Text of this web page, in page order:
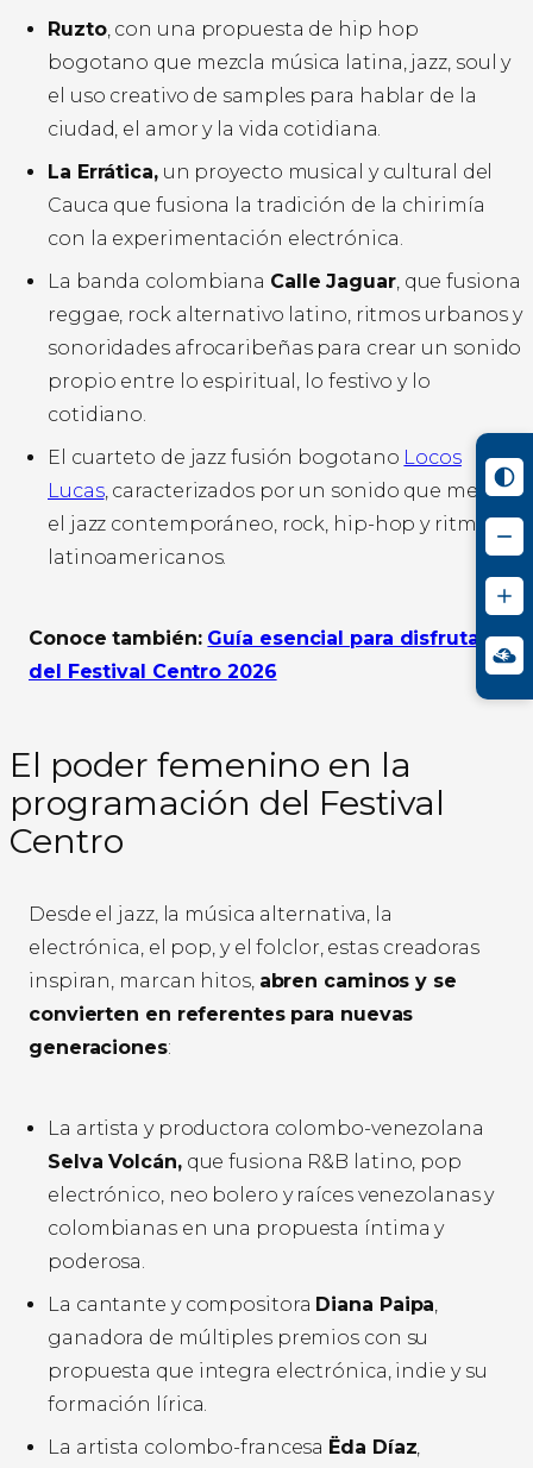
Ruzto, con una propuesta de hip hop
bogotano que mezcla música latina, jazz, soul y
el uso creativo de samples para hablar de la
ciudad, el amor y la vida cotidiana.
La Errática,un proyecto musical y cultural del
Cauca que fusiona la tradición de la chirimía
con la experimentación electrónica.
La banda colombiana Calle Jaguar, que fusiona
reggae, rock alternativo latino, ritmos urbanos y
sonoridades afrocaribeñas para crear un sonido
propio entre lo espiritual, lo festivo y lo
cotidiano.
El cuarteto de jazz fusión bogotano Locos
Lucas, caracterizados por un sonido que mezcla
el jazz contemporáneo, rock, hip-hop y ritmos
latinoamericanos.
Conoce también: Guía esencial para disfrutar
del Festival Centro 2026
El poder femenino en la
programación del Festival
Centro
Desde el jazz, la música alternativa, la
electrónica, el pop, y el folclor, estas creadoras
inspiran, marcan hitos, abren caminos y se
convierten en referentes para nuevas
generaciones:
La artista y productora colombo-venezolana
Selva Volcán,que fusiona R&B latino, pop
electrónico, neo bolero y raíces venezolanas y
colombianas en una propuesta íntima y
poderosa.
La cantante y compositora Diana Paipa,
ganadora de múltiples premios con su
propuesta que integra electrónica, indie y su
formación lírica.
La artista colombo-francesa Ëda Díaz,